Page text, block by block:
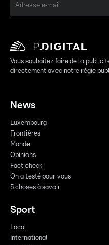
Vous souhaitez faire de la
directement avec notre régie
News
Luxembourg
Frontières
Monde
Opinions
Fact check
On a testé pour vous
5 choses à savoir
Sport
Local
International